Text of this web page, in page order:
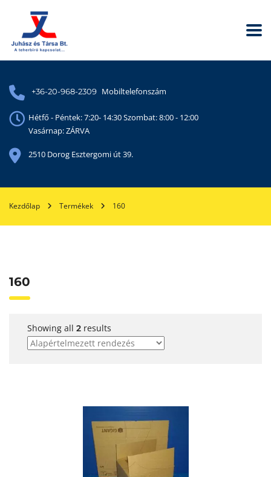
+36-20-968-2309 Mobiltelefonszám
Hétfő - Péntek: 7:20- 14:30 Szombat: 8:00 - 12:00
Vasárnap: ZÁRVA
2510 Dorog Esztergomi út 39.
Kezdőlap Termékek 160
160
Showing all 2 results